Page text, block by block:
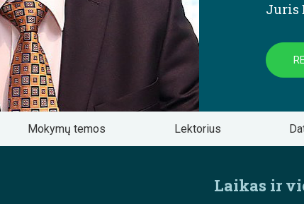
Juris
Mokymų temos Lektorius
Laikas ir